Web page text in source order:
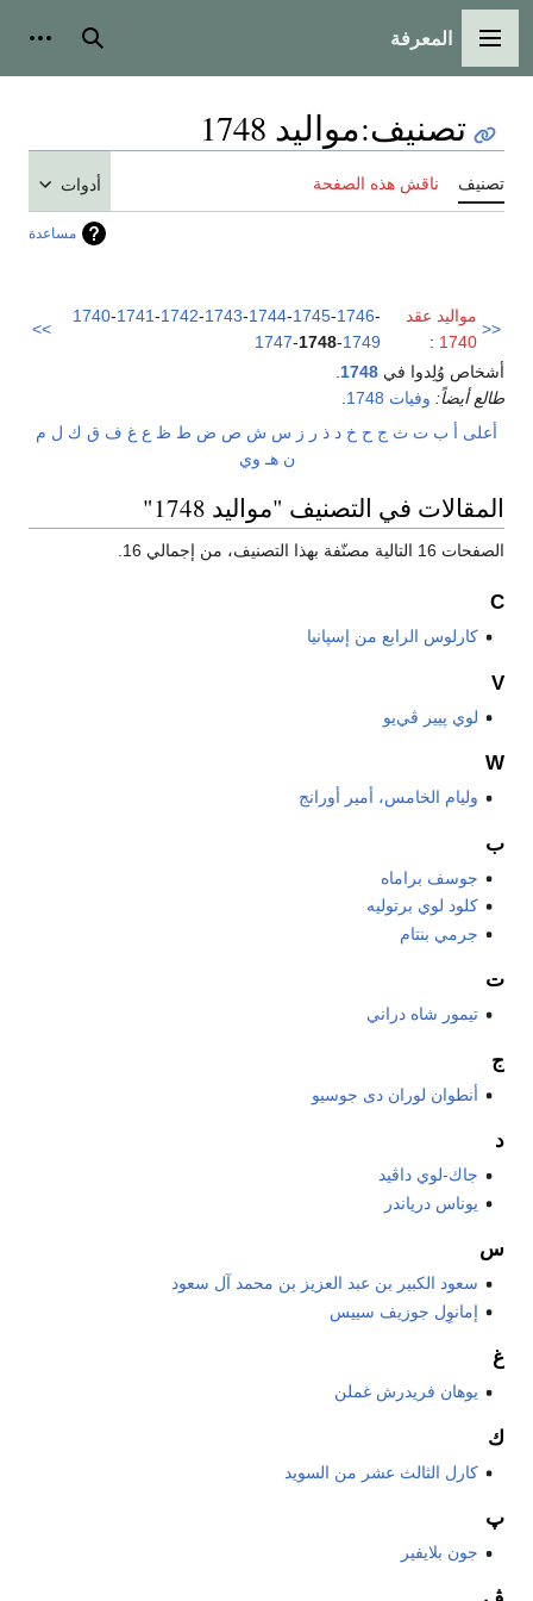
القائمة الرئيسية
المعرفة بحث
تصنيف:مواليد 1748
تصنيف ناقش هذه الصفحة أدوات
مساعدة
<<
مواليد عقد
1740
:
1740-1741-1742-1743-1744-1745-1746-
1747-1748-1749
>>
أشخاص وُلِدوا في 1748
طالع أيضاً: وفيات 1748
أعلى أ ب ت ث ج ح خ د ذ ر ز س ش ص ض ط ظ ع غ ف ق ك ل م
ن هـ وي
المقالات في التصنيف "مواليد 1748"
الصفحات 16 التالية مصنّفة بهذا التصنيف، من إجمالي 16.
C
كارلوس الرابع من إسپانيا
V
لوي پيير ڤي‌يو
W
وليام الخامس، أمير أورانج
ب
جوسف براماه
كلود لوي برتوليه
جرمي بنتام
ت
تيمور شاه دراني
ج
أنطوان لوران دى جوسيو
د
جاك-لوي داڤيد
يوناس درياندر
س
سعود الكبير بن عبد العزيز بن محمد آل سعود
إمانوِل جوزيف سييس
غ
يوهان فريدرش غملن
ك
كارل الثالث عشر من السويد
پ
جون بلايفير